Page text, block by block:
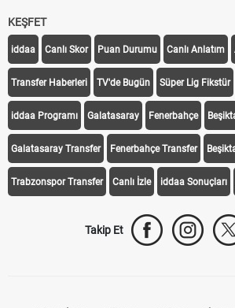
KEŞFET
iddaa Canlı Skor Puan Durumu Canlı Anlatım
Transfer Haberleri TV'de Bugün Süper Lig Fikstür
iddaa Programı Galatasaray Fenerbahçe
Galatasaray Transfer Fenerbahçe Transfer
Trabzonspor Transfer Canlı İzle iddaa Sonuçları